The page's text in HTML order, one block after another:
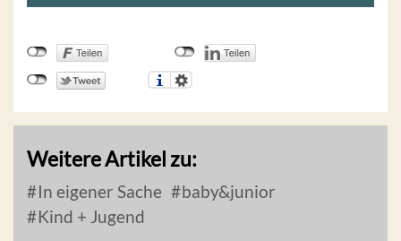
Weitere Artikel zu:
In eigener Sache
baby&junior
Kind + Jugend